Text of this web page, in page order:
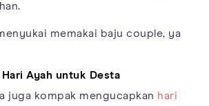
memakai baju couple, ya
Ayah untuk Desta
juga kompak mengucapkan hari